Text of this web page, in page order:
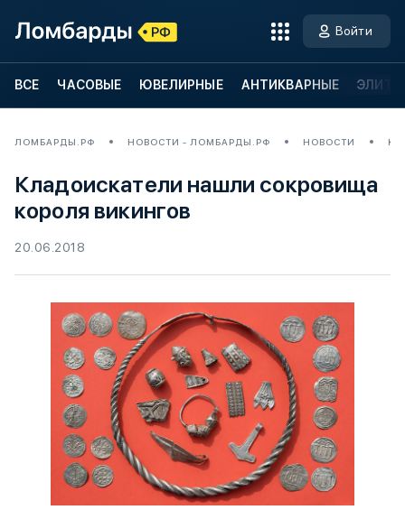
Войти
ВСЕ ЧАСОВЫЕ ЮВЕЛИРНЫЕ АНТИКВАРНЫЕ
ЛОМБАРДЫ.РФ НОВОСТИ - ЛОМБАРДЫ.РФ НОВОСТИ
Кладоискатели нашли сокровища
короля викингов
20.06.2018